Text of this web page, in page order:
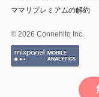
ママリプレミアムの解約
© 2026 Connehito Inc.